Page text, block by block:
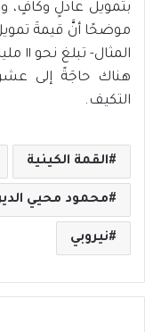
بتمويل عادلٍ وكافٍ،
موضحًا أنَّ قيمةَ
هناك حاجَةً إلى
التكيف.
القمة الكينية
محمود محيي
نيروبي